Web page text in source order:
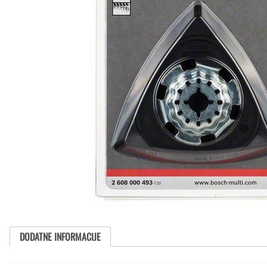
DODATNE INFORMACIJE